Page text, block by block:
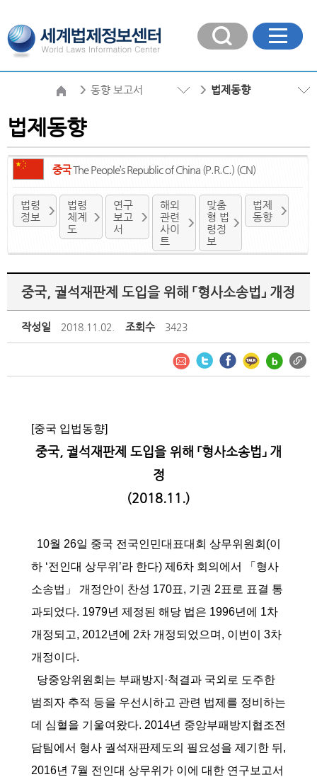
동향 보고서 법제동향
법제동향
중국The People’s Republic of China (P.R.C.) (CN)
법령
정보
법령
체계
도
연구
보고
서
해외
관련
사이
트
맞춤
형 법
령정
보
법제
동향
중국, 궐석재판제 도입을 위해 「형사소송법」 개정
작성일 2018.11.02. 조회수 3423
[중국 입법동향]
중국, 궐석재판제 도입을 위해 「형사소송법」 개
정
(2018.11.)
10월 26일 중국 전국인민대표대회 상무위원회(이
하 ‘전인대 상무위’라 한다) 제6차 회의에서 「형사
소송법」 개정안이 찬성 170표, 기권 2표로 표결 통
과되었다. 1979년 제정된 해당 법은 1996년에 1차
개정되고, 2012년에 2차 개정되었으며, 이번이 3차
개정이다.
당중앙위원회는 부패방지·척결과 국외로 도주한
범죄자 추적 등을 우선시하고 관련 법제를 정비하는
데 심혈을 기울여왔다. 2014년 중앙부패방지협조전
담팀에서 형사 궐석재판제도의 필요성을 제기한 뒤,
2016년 7월 전인대 상무위가 이에 대한 연구보고서